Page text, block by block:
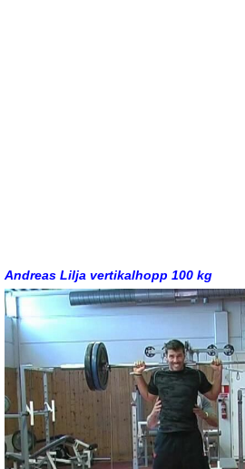
Andreas Lilja vertikalhopp 100 kg